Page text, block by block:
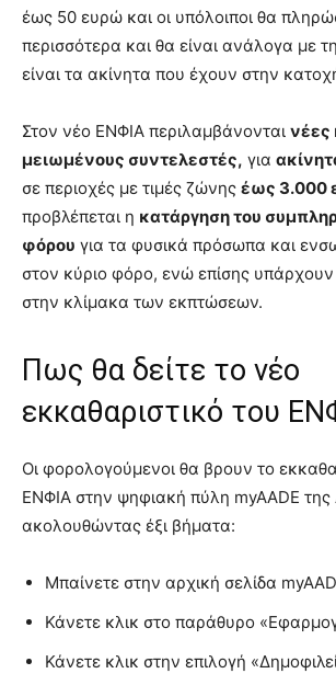
έως 50 ευρώ και οι υπόλοιποι θα
περισσότερα και θα είναι ανάλογα με
είναι τα ακίνητα που έχουν στην
Στον νέο ΕΝΦΙΑ περιλαμβάνονται νέες
μειωμένους συντελεστές, για
σε περιοχές με τιμές ζώνης έως 3.000
προβλέπεται η κατάργηση του
φόρου για τα φυσικά πρόσωπα και
στον κύριο φόρο, ενώ επίσης
στην κλίμακα των εκπτώσεων.
Πως θα δείτε το νέο
εκκαθαριστικό του
Οι φορολογούμενοι θα βρουν το
ΕΝΦΙΑ στην ψηφιακή πύλη myAADE
ακολουθώντας έξι βήματα:
Μπαίνετε στην αρχική σελίδα
Κάνετε κλικ στο παράθυρο
Κάνετε κλικ στην επιλογή